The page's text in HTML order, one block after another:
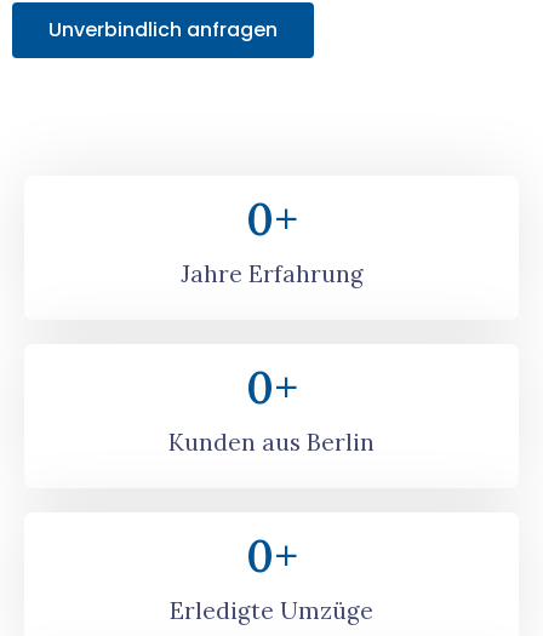
Unverbindlich anfragen
Jahre Erfahrung
0+
Kunden aus Berlin
0+
Erledigte Umzüge
0+